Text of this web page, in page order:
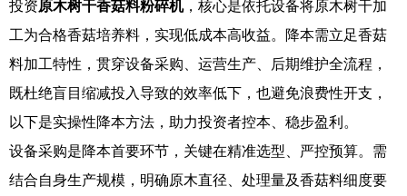
投资原木树干香菇料粉碎机，核心是依托设备将原木树干加
工为合格香菇培养料，实现低成本高收益。降本需立足香菇
料加工特性，贯穿设备采购、运营生产、后期维护全流程，
既杜绝盲目缩减投入导致的效率低下，也避免浪费性开支，
以下是实操性降本方法，助力投资者控本、稳步盈利。
设备采购是降本首要环节，关键在精准选型、严控预算。需
结合自身生产规模，明确原木直径、处理量及香菇料细度要